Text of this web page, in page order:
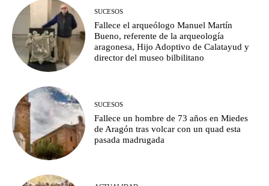
SUCESOS
Fallece el arqueólogo Manuel Martín
Bueno, referente de la arqueología
aragonesa, Hijo Adoptivo de Calatayud y
director del museo bilbilitano
SUCESOS
Fallece un hombre de 73 años en Miedes
de Aragón tras volcar con un quad esta
pasada madrugada